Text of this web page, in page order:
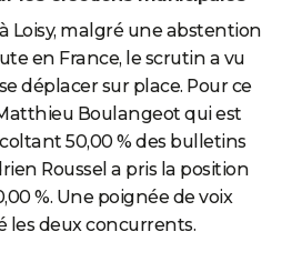
Loisy, malgré une abstention
en France, le scrutin a vu
déplacer sur place. Pour ce
Boulangeot qui est
50,00 % des bulletins
Roussel a pris la position
%. Une poignée de voix
les deux concurrents.